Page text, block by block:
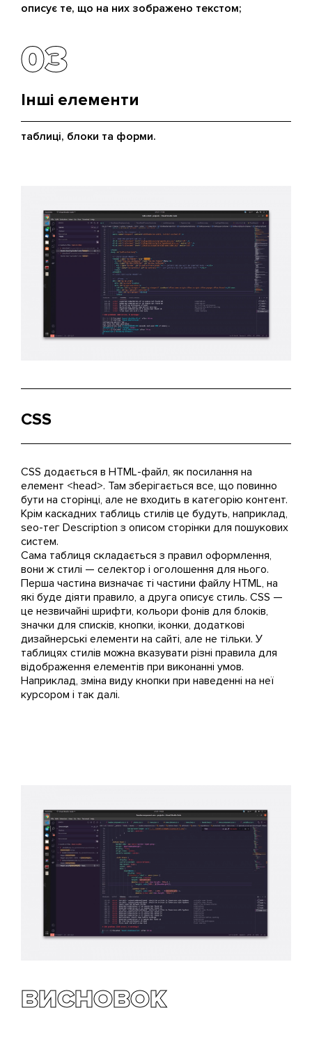
описує те, що на них зображено текстом;
03
03
Інші елементи
таблиці, блоки та форми.
CSS
CSS додається в HTML-файл, як посилання на
елемент <head>. Там зберігається все, що повинно
бути на сторінці, але не входить в категорію контент.
Крім каскадних таблиць стилів це будуть, наприклад,
seo-тег Description з описом сторінки для пошукових
систем.
Сама таблиця складається з правил оформлення,
вони ж стилі — селектор і оголошення для нього.
Перша частина визначає ті частини файлу HTML, на
які буде діяти правило, а друга описує стиль. CSS —
це незвичайні шрифти, кольори фонів для блоків,
значки для списків, кнопки, іконки, додаткові
дизайнерські елементи на сайті, але не тільки. У
таблицях стилів можна вказувати різні правила для
відображення елементів при виконанні умов.
Наприклад, зміна виду кнопки при наведенні на неї
курсором і так далі.
ВИСНОВОК